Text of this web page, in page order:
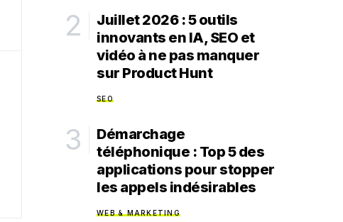
Juillet 2026 : 5 outils
innovants en IA, SEO et
vidéo à ne pas manquer
sur Product Hunt
SEO
Démarchage
téléphonique : Top 5 des
applications pour stopper
les appels indésirables
WEB & MARKETING